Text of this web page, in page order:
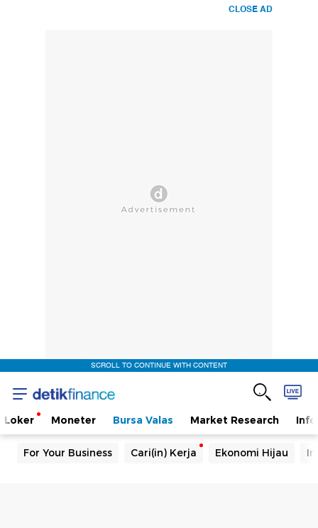
CLOSE AD
SCROLL TO CONTINUE WITH CONTENT
Loker Moneter Bursa Valas Market Research
For Your Business Cari(in) Kerja Ekonomi Hijau